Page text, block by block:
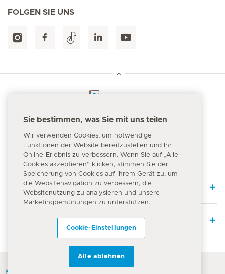
FOLGEN SIE UNS
144
Quick Links
Leistungsangebot
Kontakt
Sie bestimmen, was Sie mit uns teilen
Wir verwenden Cookies, um notwendige
Funktionen der Website bereitzustellen und Ihr
Online-Erlebnis zu verbessern. Wenn Sie auf „Alle
Cookies akzeptieren“ klicken, stimmen Sie der
Speicherung von Cookies auf Ihrem Gerät zu, um
die Websitenavigation zu verbessern, die
Websitenutzung zu analysieren und unsere
Marketingbemühungen zu unterstützen.
Cookie-Einstellungen
Alle ablehnen